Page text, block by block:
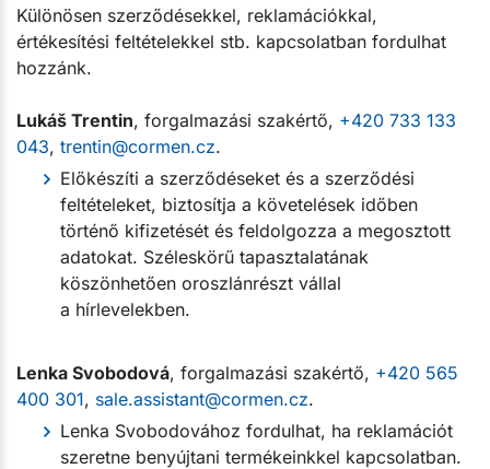
Különösen szerződésekkel, reklamációkkal,
értékesítési feltételekkel stb. kapcsolatban fordulhat
hozzánk.
Lukáš Trentin, forgalmazási szakértő, +420 733 133
043, trentin@cormen.cz.
Előkészíti a szerződéseket és a szerződési
feltételeket, biztosítja a követelések időben
történő kifizetését és feldolgozza a megosztott
adatokat. Széleskörű tapasztalatának
köszönhetően oroszlánrészt vállal
a hírlevelekben.
Lenka Svobodová, forgalmazási szakértő, +420 565
400 301, sale.assistant@cormen.cz.
Lenka Svobodovához fordulhat, ha reklamációt
szeretne benyújtani termékeinkkel kapcsolatban.